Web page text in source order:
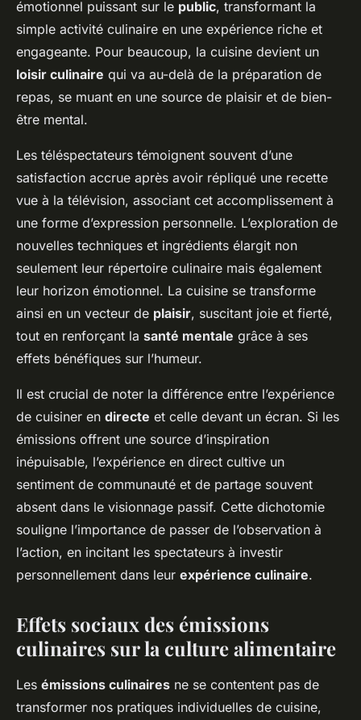
émotionnel puissant sur le public, transformant la
simple activité culinaire en une expérience riche et
engageante. Pour beaucoup, la cuisine devient un
loisir culinaire qui va au-delà de la préparation de
repas, se muant en une source de plaisir et de bien-
être mental.
Les téléspectateurs témoignent souvent d’une
satisfaction accrue après avoir répliqué une recette
vue à la télévision, associant cet accomplissement à
une forme d’expression personnelle. L’exploration de
nouvelles techniques et ingrédients élargit non
seulement leur répertoire culinaire mais également
leur horizon émotionnel. La cuisine se transforme
ainsi en un vecteur de plaisir, suscitant joie et fierté,
tout en renforçant la santé mentale grâce à ses
effets bénéfiques sur l’humeur.
Il est crucial de noter la différence entre l’expérience
de cuisiner en directe et celle devant un écran. Si les
émissions offrent une source d’inspiration
inépuisable, l’expérience en direct cultive un
sentiment de communauté et de partage souvent
absent dans le visionnage passif. Cette dichotomie
souligne l’importance de passer de l’observation à
l’action, en incitant les spectateurs à investir
personnellement dans leur expérience culinaire.
Effets sociaux des émissions
culinaires sur la culture alimentaire
Les émissions culinaires ne se contentent pas de
transformer nos pratiques individuelles de cuisine,